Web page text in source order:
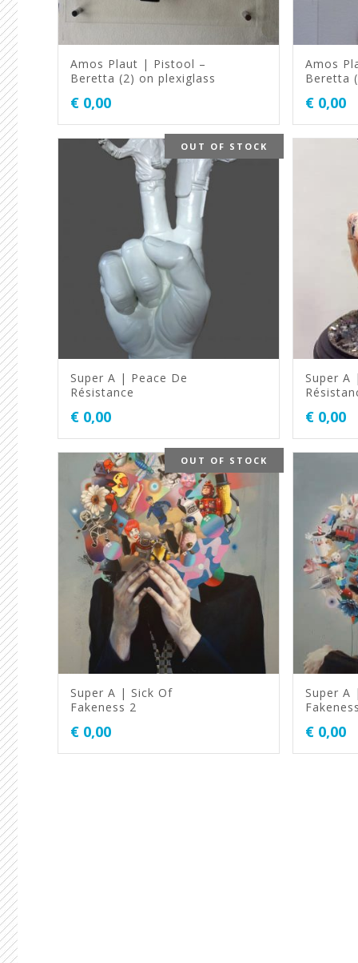
Amos Plaut | Pistool –
Beretta (2) on plexiglass
€ 0,00
Amos
Beretta
€0,00
OUT OF STOCK
Super A | Peace De
Résistance
€ 0,00
Super A
€0,00
OUT OF STOCK
Super A | Sick Of
Fakeness 2
€ 0,00
Super A
€0,00